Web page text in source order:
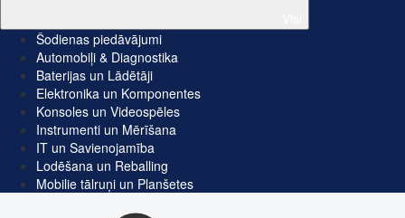
Šodienas piedāvājumi
Automobiļi & Diagnostika
Baterijas un Lādētāji
Elektronika un Komponentes
Konsoles un Videospēles
Instrumenti un Mērīšana
IT un Savienojamība
Lodēšana un Reballing
Mobilie tālruņi un Planšetes